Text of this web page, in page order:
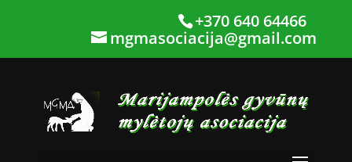
+370 640 64466
mgmasociacija@gmail.com